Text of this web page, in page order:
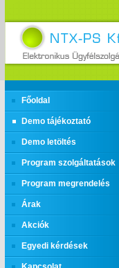
Főoldal
Demo tájékoztató
Demo letöltés
Program szolgáltatások
Program megrendelés
Árak
Akciók
Egyedi kérdések